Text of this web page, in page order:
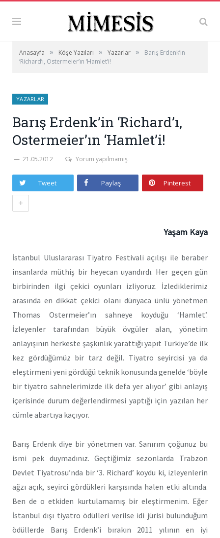
Anasayfa » Köşe Yazıları » Yazarlar »
Barış Erdenk’in
‘Richard’ı, Ostermeier’ın ‘Hamlet’i!
YAZARLAR
Barış Erdenk’in ‘Richard’ı,
Ostermeier’ın ‘Hamlet’i!
21.05.2012 Yorum yapılmamış
Tweet Paylaş Pinterest
+
Yaşam Kaya
İstanbul Uluslararası Tiyatro Festivali açılışı ile beraber
insanlarda müthiş bir heyecan uyandırdı. Her geçen gün
birbirinden ilgi çekici oyunları izliyoruz. İzlediklerimiz
arasında en dikkat çekici olanı dünyaca ünlü yönetmen
Thomas Ostermeier’ın sahneye koyduğu ‘Hamlet’.
İzleyenler tarafından büyük övgüler alan, yönetim
anlayışının herkeste şaşkınlık yarattığı yapıt Türkiye’de ilk
kez gördüğümüz bir tarz değil. Tiyatro seyircisi ya da
eleştirmeni yeni gördüğü teknik konusunda genelde ‘böyle
bir tiyatro sahnelerimizde ilk defa yer alıyor’ gibi anlayış
içerisinde durum değerlendirmesi yaptığı için yazılan her
cümle abartıya kaçıyor.
Barış Erdenk diye bir yönetmen var. Sanırım çoğunuz bu
ismi pek duymadınız. Geçtiğimiz sezonlarda Trabzon
Devlet Tiyatrosu’nda bir ‘3. Richard’ koydu ki, izleyenlerin
ağzı açık, seyirci gördükleri karşısında halen etki altında.
Ben de o etkiden kurtulamamış bir eleştirmenim. Eğer
İstanbul dışı tiyatro ödülleri verilse idi jürisi bulunduğum
ödüllerde Barış Erdenk’i bırakın 2011 yılının en iyi